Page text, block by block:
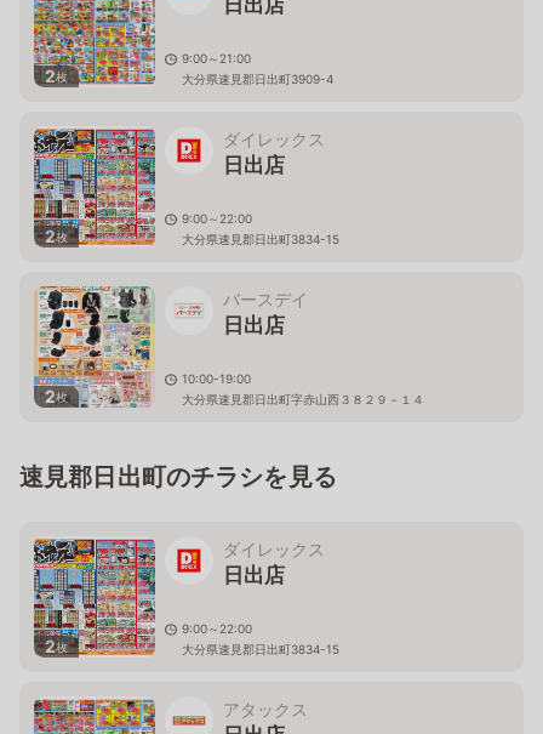
2枚
日出店
9:00～21:00
大分県速見郡日出町3909-4
2枚
ダイレックス
日出店
9:00～22:00
大分県速見郡日出町3834-15
2枚
バースデイ
日出店
10:00-19:00
大分県速見郡日出町字赤山西３８２９－１４
速見郡日出町のチラシを見る
2枚
ダイレックス
日出店
9:00～22:00
大分県速見郡日出町3834-15
アタックス